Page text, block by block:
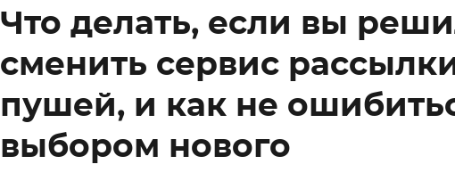
Что делать, если вы
сменить сервис
пушей, и как не
выбором нового